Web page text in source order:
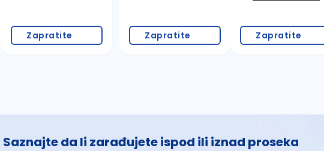
Zapratite Zapratite Zapratite
Saznajte da li zarađujete ispod ili iznad proseka